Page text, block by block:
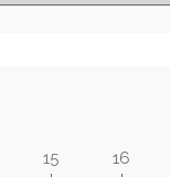
15 16